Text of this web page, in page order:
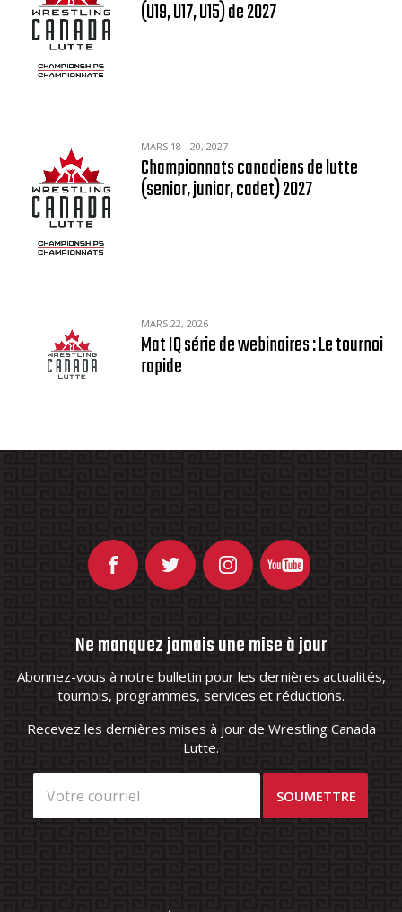
(U19, U17, U15) de 2027
MARS 18 - 20, 2027
Championnats canadiens de lutte
(senior, junior, cadet) 2027
MARS 22, 2026
Mat IQ série de webinaires : Le tournoi
rapide
Ne manquez jamais une mise à jour
Abonnez-vous à notre bulletin pour les dernières actualités,
tournois, programmes, services et réductions.
Recevez les dernières mises à jour de Wrestling Canada
Lutte.